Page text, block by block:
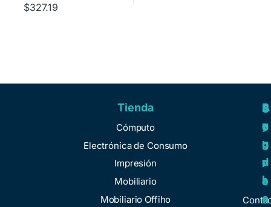
$327.19
Tienda
Cómputo
Electrónica de Consumo
Impresión
Mobiliario
Mobiliario Offiho
A
y
u
d
a
S
o
b
r
e
n
R
e
g
u
l
a
S
e
r
v
i
c